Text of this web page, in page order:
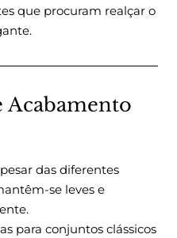
que procuram realçar o
Acabamento
das diferentes
se leves e
para conjuntos clássicos